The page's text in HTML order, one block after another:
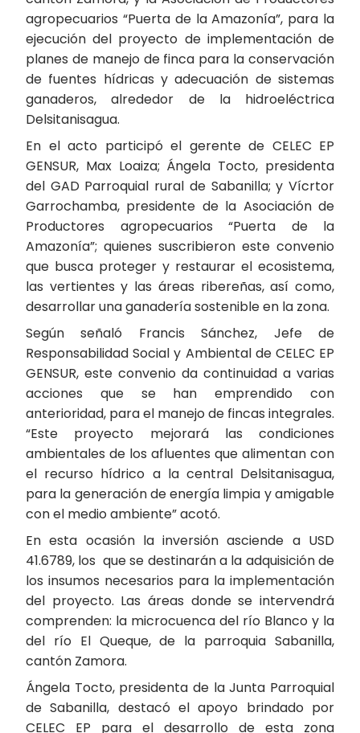
agropecuarios “Puerta de la Amazonía”, para la
ejecución del proyecto de implementación de
planes de manejo de finca para la conservación
de fuentes hídricas y adecuación de sistemas
ganaderos, alrededor de la hidroeléctrica
Delsitanisagua.
En el acto participó el gerente de CELEC EP
GENSUR, Max Loaiza; Ángela Tocto, presidenta
del GAD Parroquial rural de Sabanilla; y Vícrtor
Garrochamba, presidente de la Asociación de
Productores agropecuarios “Puerta de la
Amazonía”; quienes suscribieron este convenio
que busca proteger y restaurar el ecosistema,
las vertientes y las áreas ribereñas, así como,
desarrollar una ganadería sostenible en la zona.
Según señaló Francis Sánchez, Jefe de
Responsabilidad Social y Ambiental de CELEC EP
GENSUR, este convenio da continuidad a varias
acciones que se han emprendido con
anterioridad, para el manejo de fincas integrales.
“Este proyecto mejorará las condiciones
ambientales de los afluentes que alimentan con
el recurso hídrico a la central Delsitanisagua,
para la generación de energía limpia y amigable
con el medio ambiente” acotó.
En esta ocasión la inversión asciende a USD
41.6789, los que se destinarán a la adquisición de
los insumos necesarios para la implementación
del proyecto. Las áreas donde se intervendrá
comprenden: la microcuenca del río Blanco y la
del río El Queque, de la parroquia Sabanilla,
cantón Zamora.
Ángela Tocto, presidenta de la Junta Parroquial
de Sabanilla, destacó el apoyo brindado por
CELEC EP para el desarrollo de esta zona